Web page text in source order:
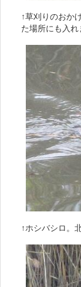
↑草刈りのおか
た場所にも入れ
↑ホシバシロ。